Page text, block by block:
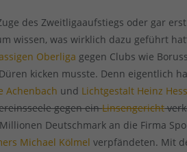
des Zweitligaaufstiegs oder gar
wissen, was wirklich dazu geführt
Oberliga gegen Clubs wie
kicken musste. Denn eigentlich
Achenbach und Lichtgestalt Heinz
gegen einLinsengericht
Deutschmark an die Firma
Michael Kölmel verpfändeten. Mit